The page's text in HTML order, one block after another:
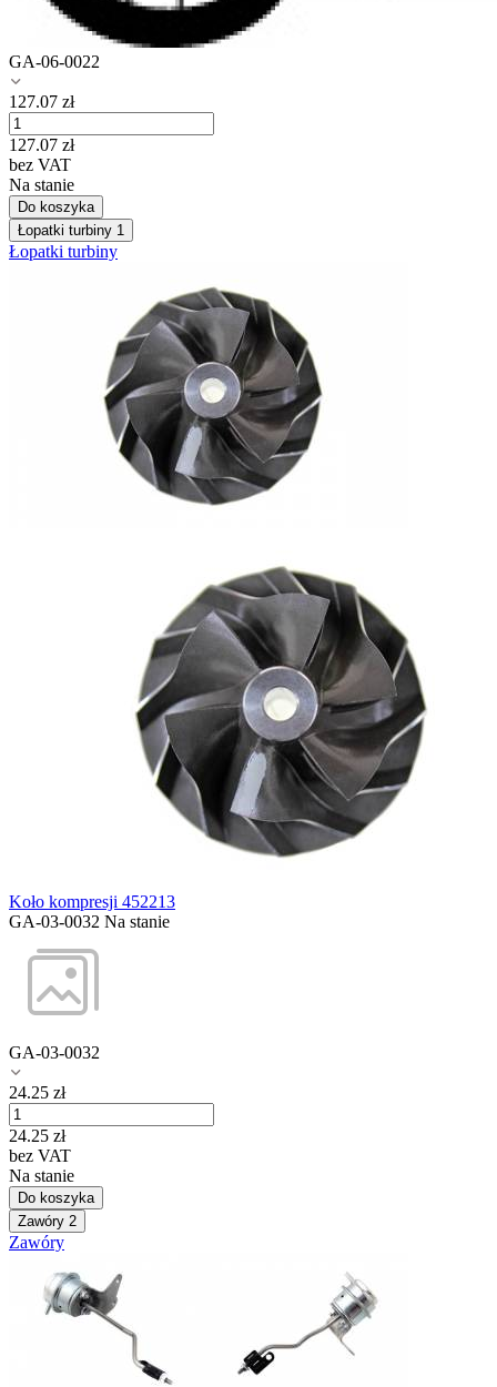
GA-06-0022
127.07 zł
127.07 zł
bez VAT
Na stanie
Do koszyka
Łopatki turbiny 1
Łopatki turbiny
Koło kompresji 452213
GA-03-0032 Na stanie
GA-03-0032
24.25 zł
24.25 zł
bez VAT
Na stanie
Do koszyka
Zawóry 2
Zawóry